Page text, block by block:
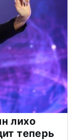
лихо
теперь